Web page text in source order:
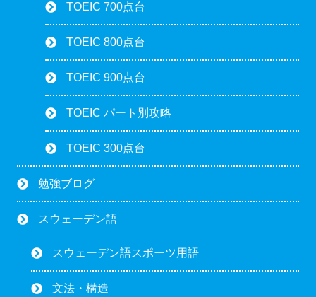
TOEIC 700点台
TOEIC 800点台
TOEIC 900点台
TOEIC パート別攻略
TOEIC 300点台
勉強ブログ
スウェーデン語
スウェーデン語スポーツ用語
文法・構造